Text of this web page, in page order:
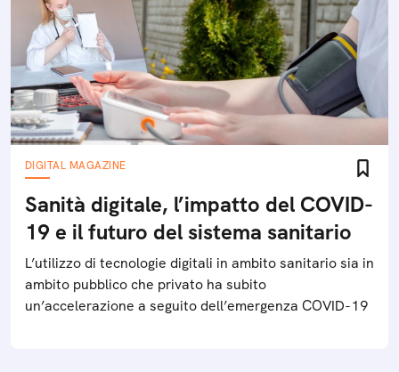
DIGITAL MAGAZINE
Sanità digitale, l’impatto del COVID-
19 e il futuro del sistema sanitario
L’utilizzo di tecnologie digitali in ambito sanitario sia in
ambito pubblico che privato ha subito
un’accelerazione a seguito dell’emergenza COVID-19